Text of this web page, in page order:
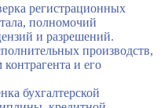
регистрационных
полномочий
и разрешений.
производств,
и его
бухгалтерской